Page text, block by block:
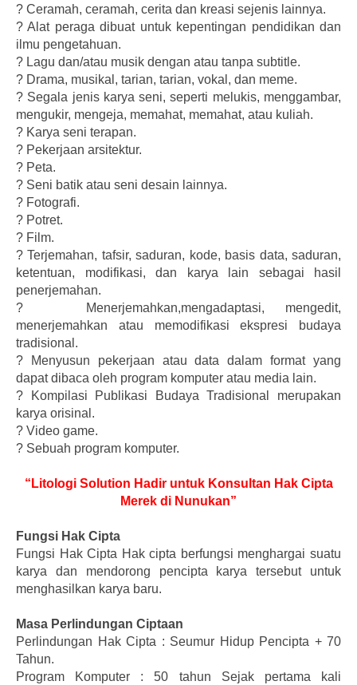
? Ceramah, ceramah, cerita dan kreasi sejenis lainnya.
? Alat peraga dibuat untuk kepentingan pendidikan dan
ilmu pengetahuan.
? Lagu dan/atau musik dengan atau tanpa subtitle.
? Drama, musikal, tarian, tarian, vokal, dan meme.
? Segala jenis karya seni, seperti melukis, menggambar,
mengukir, mengeja, memahat, memahat, atau kuliah.
? Karya seni terapan.
? Pekerjaan arsitektur.
? Peta.
? Seni batik atau seni desain lainnya.
? Fotografi.
? Potret.
? Film.
? Terjemahan, tafsir, saduran, kode, basis data, saduran,
ketentuan, modifikasi, dan karya lain sebagai hasil
penerjemahan.
?
Menerjemahkan,mengadaptasi, mengedit,
menerjemahkan atau memodifikasi ekspresi budaya
tradisional.
?
Menyusun pekerjaan atau data dalam format yang
dapat dibaca oleh program komputer atau media lain.
?
Kompilasi Publikasi Budaya Tradisional merupakan
karya orisinal.
? Video game.
? Sebuah program komputer.
“Litologi Solution Hadir untuk Konsultan Hak Cipta
Merek di Nunukan”
Fungsi Hak Cipta
Fungsi Hak Cipta Hak cipta berfungsi menghargai suatu
karya dan mendorong pencipta karya tersebut untuk
menghasilkan karya baru.
Masa Perlindungan Ciptaan
Perlindungan Hak Cipta : Seumur Hidup Pencipta + 70
Tahun.
Program Komputer : 50 tahun Sejak pertama kali